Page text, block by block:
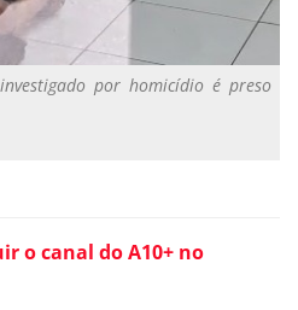
por homicídio é preso
o canal do A10+ no